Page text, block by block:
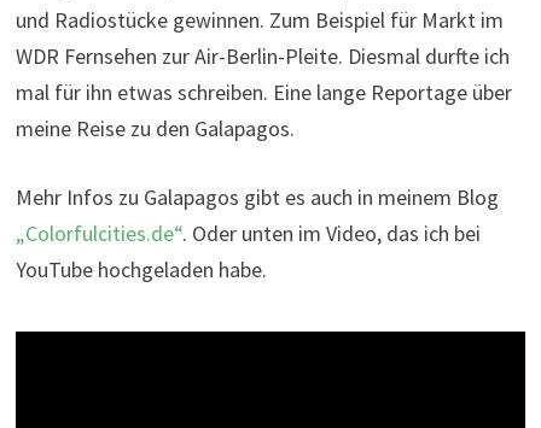
und Radiostücke gewinnen. Zum Beispiel für Markt im
WDR Fernsehen zur Air-Berlin-Pleite. Diesmal durfte ich
mal für ihn etwas schreiben. Eine lange Reportage über
meine Reise zu den Galapagos.
Mehr Infos zu Galapagos gibt es auch in meinem Blog
„Colorfulcities.de“. Oder unten im Video, das ich bei
YouTube hochgeladen habe.